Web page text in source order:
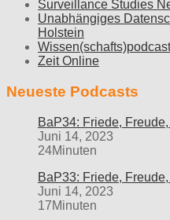
Surveillance Studies
Unabhängiges
Holstein
Zeit Online
Neueste Podcasts
BaP34: Friede,
Juni 14, 2023
24Minuten
BaP33: Friede,
Juni 14, 2023
17Minuten